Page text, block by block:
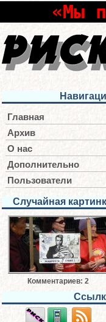
«Мы
Главная
Архив
О нас
Дополнительно
Пользователи
Случайная
Комментариев: 2